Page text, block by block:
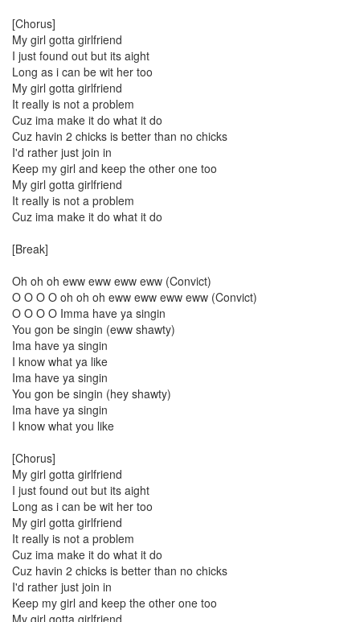
[Chorus]
My girl gotta girlfriend
I just found out but its aight
Long as i can be wit her too
My girl gotta girlfriend
It really is not a problem
Cuz ima make it do what it do
Cuz havin 2 chicks is better than no chicks
I'd rather just join in
Keep my girl and keep the other one too
My girl gotta girlfriend
It really is not a problem
Cuz ima make it do what it do
[Break]
Oh oh oh eww eww eww eww (Convict)
O O O O oh oh oh eww eww eww eww (Convict)
O O O O Imma have ya singin
You gon be singin (eww shawty)
Ima have ya singin
I know what ya like
Ima have ya singin
You gon be singin (hey shawty)
Ima have ya singin
I know what you like
[Chorus]
My girl gotta girlfriend
I just found out but its aight
Long as i can be wit her too
My girl gotta girlfriend
It really is not a problem
Cuz ima make it do what it do
Cuz havin 2 chicks is better than no chicks
I'd rather just join in
Keep my girl and keep the other one too
My girl gotta girlfriend
어
드
립...
By
hi8ar
Find!
Categories
전
체
635
Shot
Wallpaper
19
Misc
39
forTextcube
9
forFoobar
19
C.note
98
68
desktop
29
Diary
387
Link
2
forSteve
1